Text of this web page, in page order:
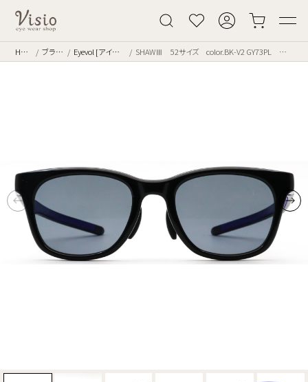
Home ブランド Eyevol [アイヴォル] SHAWⅢ 52サイズ color.BK-V2 GY73PL 偏光レンズ